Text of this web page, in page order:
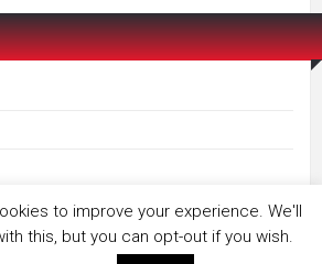
to improve your experience. We'll
this, but you can opt-out if you wish.